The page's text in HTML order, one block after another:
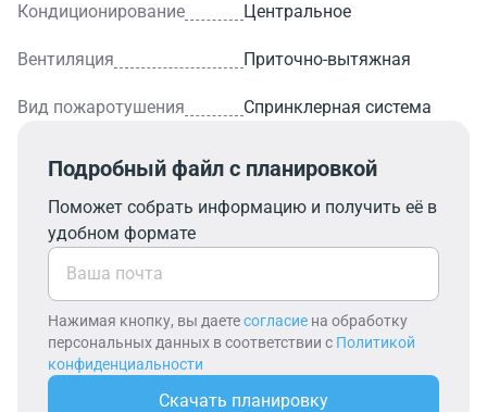
Кондиционирование Центральное
Вентиляция Приточно-вытяжная
Вид пожаротушения Спринклерная система
Подробный файл с планировкой
Поможет собрать информацию и получить её в
удобном формате
Нажимая кнопку, вы даетесогласие на обработку
персональных данных в соответствии с Политикой
конфиденциальности
Скачать планировку